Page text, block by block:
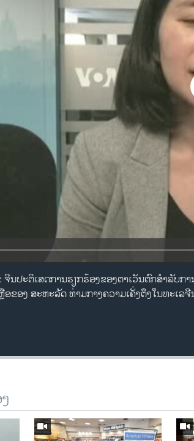
No media
ນ​ປະ​ຕິ​ເສດ​ກາ​ນ​ຮຽກ​ຮ້ອງ​ຂອງ​ຕາ​ເວັນ​ຕົກ​ສຳ​ລັບ​
ຂອງ ສະ​ຫະ​ລັດ ທ່າມ​ກາງ​ຄວາມ​ເຄັ່ງ​ຕຶງ​ໃນ​ທະ​ເລ​ຈີ